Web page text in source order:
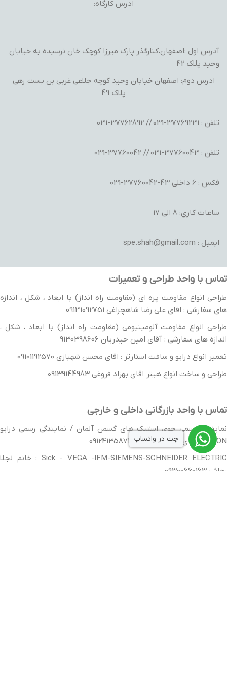
ادرس کارگاه:
آدرس اول :اصفهان،کنارگذر پارک میرزا کوچک خان نرسیده به خیابان
وحید پلاک 42
ادرس دوم: اصفهان خیابان وحید کوچه جلاعی غربی بن بست رهی
پلاک 49
تلفن : 37769231-031 // 37762892-031
تلفن : 37760043-031 // 37760042-031
فکس : 6 داخلی 43-37760042-031
ساعات کاری: 8 الی 17
ایمیل : spe.shah@gmail.com
تماس با واحد طراحی و تعمیرات
طراحی انواع مقاومت پره ای (مقاومت راه انداز) با ابعاد ، شکل ، اندازه
های سفارشی : اقای علی رضا شاهچراغی 09131092751
طراحی انواع مقاومت آلومینیومی (مقاومت راه انداز) با ابعاد ، شکل ،
اندازه های سفارشی : آقای امین حیدریان 9130398606
تعمیر انواع درایو و سافت استارتر : اقای محسن شهبازی 09101192570
طراحی و ساخت انواع هیتر اقای بهزاد فروغی 09139144983
تماس با واحد بازرگانی داخلی و خارجی
نمایندگی رسمی جوی استیک های گسمن آلمان / نمایندگی رسمی درایو
VACON : اقای امید شاهچراغی 09124135871
Sick - VEGA -IFM-SIEMENS-SCHNEIDER ELECTRIC : خانم نجلا
رجائی 09300660163
چت در واتساپ